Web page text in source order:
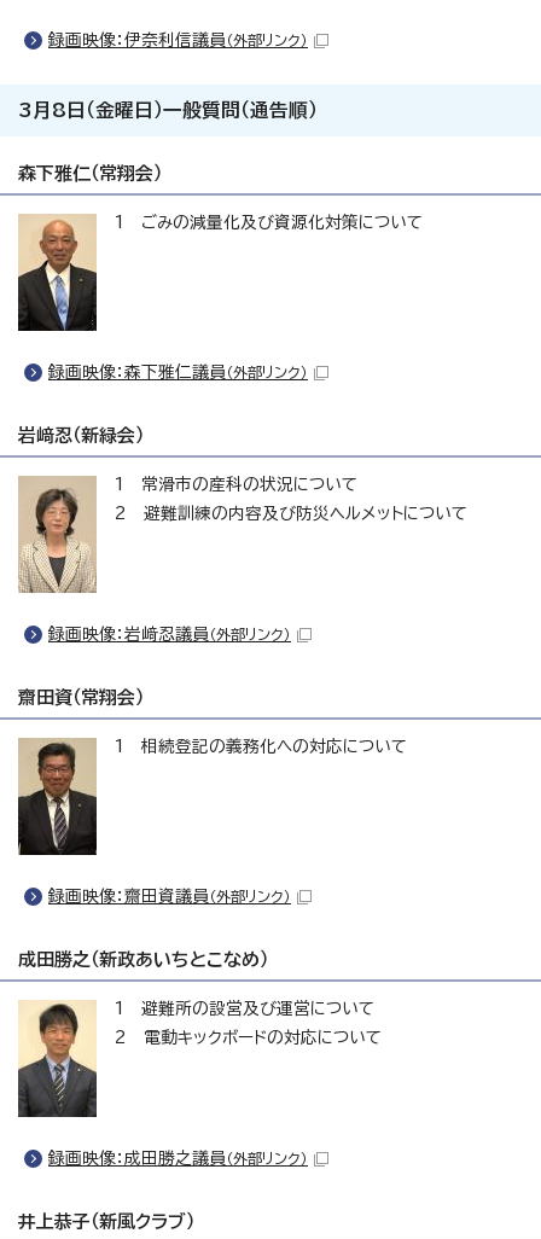
録画映像：伊奈利信議員 （外部リンク）
3月8日（金曜日）一般質問（通告順）
森下雅仁（常翔会）
1 ごみの減量化及び資源化対策について
録画映像：森下雅仁議員 （外部リンク）
岩﨑忍（新緑会）
1 常滑市の産科の状況について
2 避難訓練の内容及び防災ヘルメットについて
録画映像：岩﨑忍議員 （外部リンク）
齋田資（常翔会）
1 相続登記の義務化への対応について
録画映像：齋田資議員 （外部リンク）
成田勝之（新政あいちとこなめ）
1 避難所の設営及び運営について
2 電動キックボードの対応について
録画映像：成田勝之議員 （外部リンク）
井上恭子（新風クラブ）